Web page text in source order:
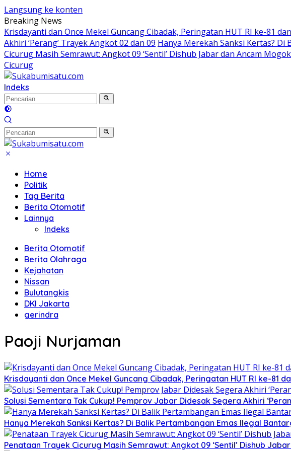
Langsung ke konten
Breaking News
Krisdayanti dan Once Mekel Guncang Cibadak, Peringatan HUT RI ke-81
Akhiri ‘Perang’ Trayek Angkot 02 dan 09 Hanya Merekah Sanksi Kertas?
Cicurug Masih Semrawut: Angkot 09 ‘Sentil’ Dishub Jabar dan Ancam
Cicurug
Indeks
Home
Politik
Tag Berita
Berita Otomotif
Lainnya
Indeks
Berita Otomotif
Berita Olahraga
Kejahatan
Nissan
Bulutangkis
DKI Jakarta
gerindra
Paoji Nurjaman
Krisdayanti dan Once Mekel Guncang Cibadak, Peringatan HUT RI ke-81
Solusi Sementara Tak Cukup! Pemprov Jabar Didesak Segera Akhiri
Hanya Merekah Sanksi Kertas? Di Balik Pertambangan Emas Ilegal
Penataan Trayek Cicurug Masih Semrawut: Angkot 09 ‘Sentil’ Dishub